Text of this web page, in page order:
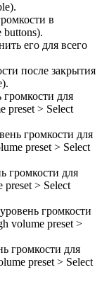
в
его для всего
после закрытия
для
preset > Select
громкости для
preset > Select
громкости для
> Select
громкости
volume preset >
громкости для
preset > Select